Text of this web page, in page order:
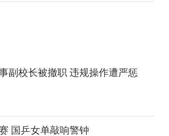
副校长被撤职 违规操作遭严惩
国乒女单敲响警钟